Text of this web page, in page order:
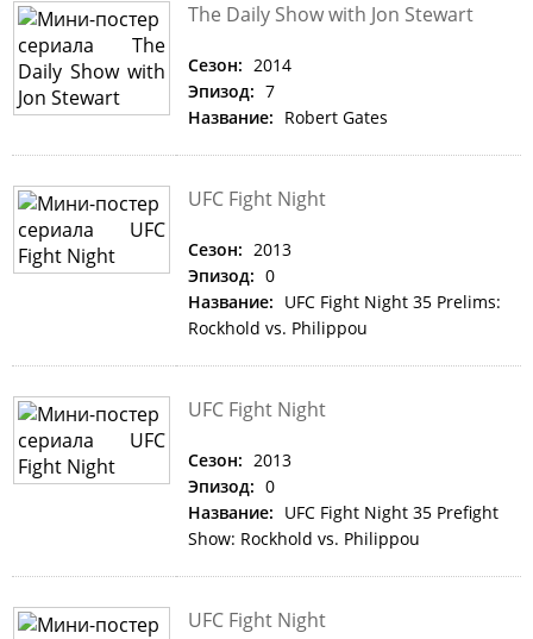
The Daily Show with Jon Stewart
Сезон: 2014
Эпизод: 7
Название: Robert Gates
UFC Fight Night
Сезон: 2013
Эпизод: 0
Название: UFC Fight Night 35 Prelims:
Rockhold vs. Philippou
UFC Fight Night
Сезон: 2013
Эпизод: 0
Название: UFC Fight Night 35 Prefight
Show: Rockhold vs. Philippou
UFC Fight Night